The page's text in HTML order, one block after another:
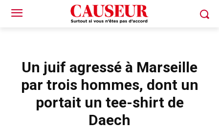
Un juif agressé à Marseille
par trois hommes, dont un
portait un tee-shirt de
Daech